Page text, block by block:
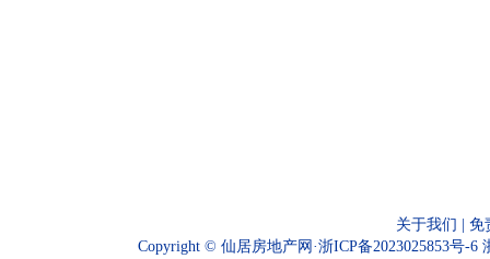
关于我们
免
Copyright © 仙居房地产网·浙ICP备2023025853号-6